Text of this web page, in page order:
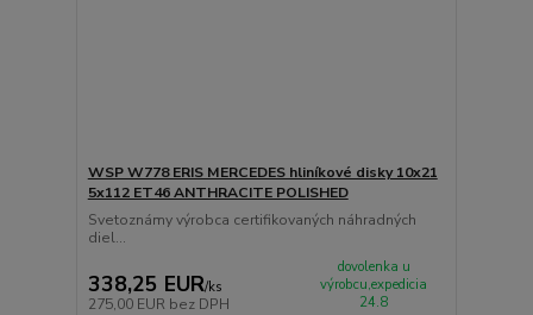
WSP W778 ERIS MERCEDES hliníkové disky 10x21
5x112 ET46 ANTHRACITE POLISHED
Svetoznámy výrobca certifikovaných náhradných
diel...
338,25 EUR/ks
275,00 EUR bez DPH
dovolenka u
výrobcu,expedicia
24.8